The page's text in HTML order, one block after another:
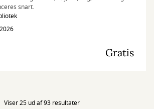
snart.
Gratis
Viser 25 ud af 93 resultater